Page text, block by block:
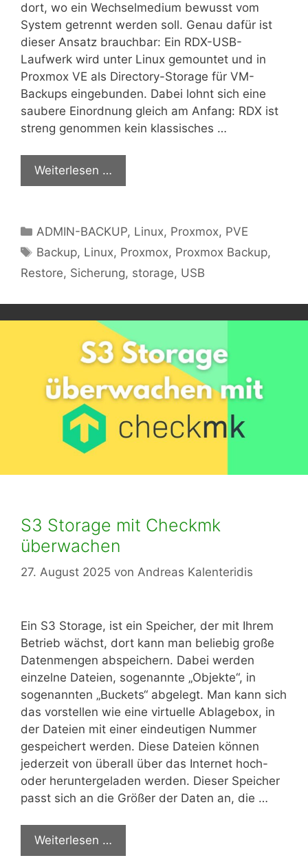
dort, wo ein Wechselmedium bewusst vom
System getrennt werden soll. Genau dafür ist
dieser Ansatz brauchbar: Ein RDX-USB-
Laufwerk wird unter Linux gemountet und in
Proxmox VE als Directory-Storage für VM-
Backups eingebunden. Dabei lohnt sich eine
saubere Einordnung gleich am Anfang: RDX ist
streng genommen kein klassisches …
Weiterlesen …
Kategorien
ADMIN-BACKUP, Linux, Proxmox, PVE
Schlagwörter
Backup, Linux, Proxmox, Proxmox Backup,
Restore, Sicherung, storage, USB
S3 Storage mit Checkmk
überwachen
27. August 2025 von Andreas Kalenteridis
Ein S3 Storage, ist ein Speicher, der mit Ihrem
Betrieb wächst, dort kann man beliebig große
Datenmengen abspeichern. Dabei werden
einzelne Dateien, sogenannte „Objekte“, in
sogenannten „Buckets“ abgelegt. Man kann sich
das vorstellen wie eine virtuelle Ablagebox, in
der Dateien mit einer eindeutigen Nummer
gespeichert werden. Diese Dateien können
jederzeit von überall über das Internet hoch-
oder heruntergeladen werden. Dieser Speicher
passt sich an die Größer der Daten an, die …
Weiterlesen …